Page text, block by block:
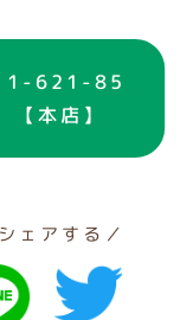
621-85
【本店】
ェアする／